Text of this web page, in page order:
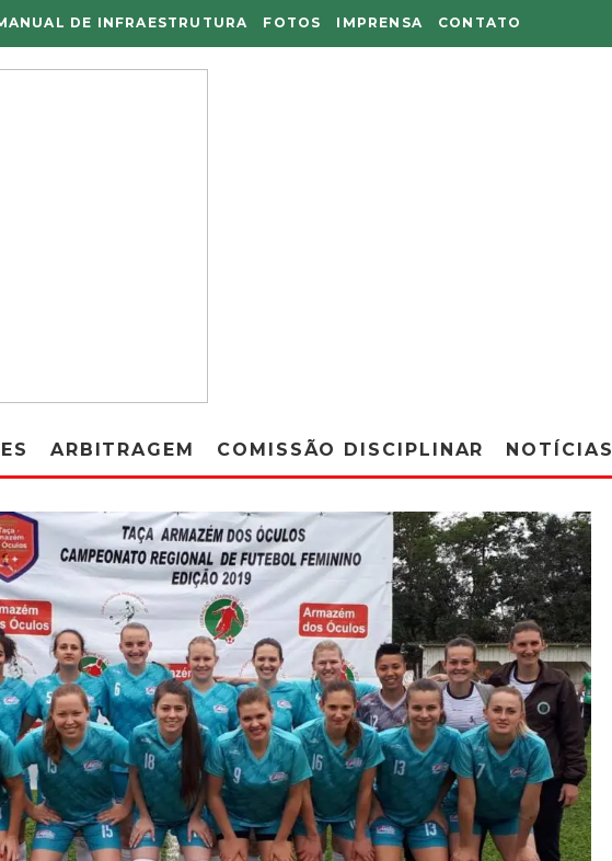
DE INFRAESTRUTURA FOTOS IMPRENSA CONTATO
ARBITRAGEM COMISSÃO DISCIPLINAR NOTÍCIAS